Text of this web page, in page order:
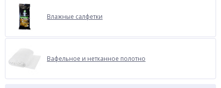
Влажные салфетки
Вафельное и нетканное полотно